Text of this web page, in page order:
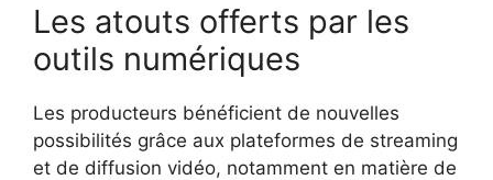
Les atouts offerts par les
outils numériques
Les producteurs bénéficient de nouvelles
possibilités grâce aux plateformes de streaming
et de diffusion vidéo, notamment en matière de